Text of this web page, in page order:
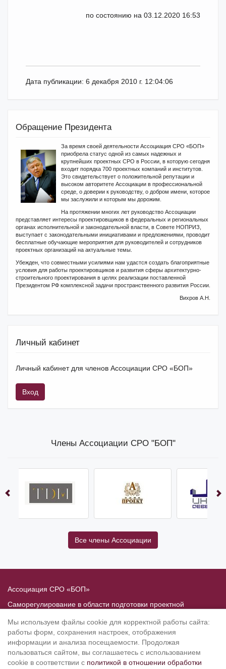
по состоянию на 03.12.2020 16:53
Дата публикации: 6 декабря 2010 г. 12:04:06
Обращение Президента
За время своей деятельности Ассоциация СРО «БОП»
приобрела статус одной из самых надежных и
крупнейших проектных СРО в России, в которую сегодня
входит порядка 700 проектных компаний и институтов.
Это свидетельствует о положительной репутации и
высоком авторитете Ассоциации в профессиональной
среде, о доверии к руководству, о добром имени, которое
мы заслужили и которым мы дорожим.
На протяжении многих лет руководство Ассоциации
представляет интересы проектировщиков в федеральных и региональных
органах исполнительной и законодательной власти, в Совете НОПРИЗ,
выступает с законодательными инициативами и предложениями, проводит
бесплатные обучающие мероприятия для руководителей и сотрудников
проектных организаций на актуальные темы.
Убежден, что совместными усилиями нам удастся создать благоприятные
условия для работы проектировщиков и развития сферы архитектурно-
строительного проектирования в целях реализации поставленной
Президентом РФ комплексной задачи пространственного развития России.
Вихров А.Н.
Личный кабинет
Личный кабинет для членов Ассоциации СРО «БОП»
Вход
Члены Ассоциации СРО "БОП"
Все члены Ассоциации
Ассоциация СРО «БОП»
Саморегулирование в области подготовки проектной
Политика в отношении обработки персональных данных
190020, Санкт-Петербург, Рижский пр. 3, литер Б
Тел.: 8-800-505-02-38
Мы используем файлы cookie для корректной работы сайта:
работы форм, сохранения настроек, отображения
информации и анализа посещаемости. Продолжая
пользоваться сайтом, вы соглашаетесь с использованием
cookie в соответствии с политикой в отношении обработки